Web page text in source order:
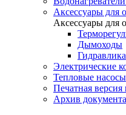
Аксессуары для
Аксессуары для
Дымоходы
Гидравлика
Электрические
Тепловые насосы
Печатная версия
Архив